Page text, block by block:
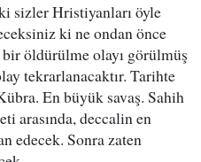
sizler Hristiyanları öyle
ki ne ondan önce
öldürülme olayı görülmüş
tekrarlanacaktır. Tarihte
En büyük savaş. Sahih
arasında, deccalin en
edecek. Sonra zaten